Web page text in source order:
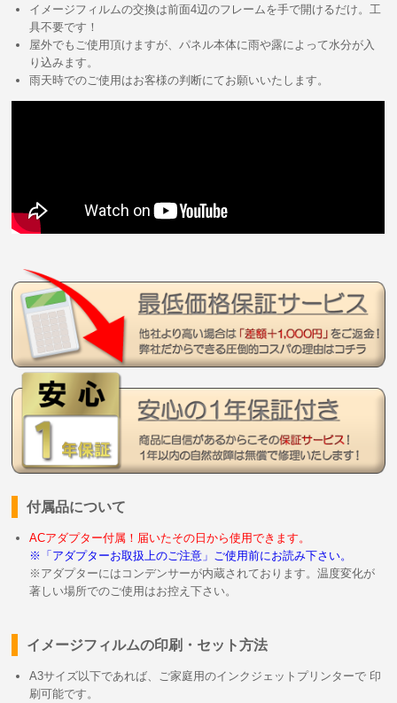
イメージフィルムの交換は前面4辺のフレームを手で開けるだけ。工
具不要です！
屋外でもご使用頂けますが、パネル本体に雨や露によって水分が入
り込みます。
雨天時でのご使用はお客様の判断にてお願いいたします。
付属品について
ACアダプター付属！届いたその日から使用できます。
※「アダプターお取扱上のご注意」ご使用前にお読み下さい。
※アダプターにはコンデンサーが内蔵されております。温度変化が
著しい場所でのご使用はお控え下さい。
イメージフィルムの印刷・セット方法
A3サイズ以下であれば、ご家庭用のインクジェットプリンターで 印
刷可能です。